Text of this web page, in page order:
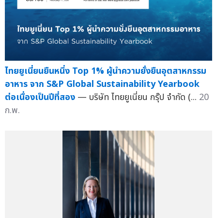
ไทยยูเนี่ยนยืนหนึ่ง Top 1% ผู้นำความยั่งยืนอุตสาหกรรม
อาหาร จาก S&P Global Sustainability Yearbook
ต่อเนื่องเป็นปีที่สอง — บริษัท ไทยยูเนี่ยน กรุ๊ป จำกัด (... 20
ก.พ.